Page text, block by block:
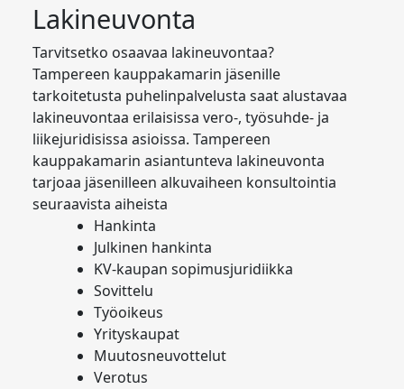
Lakineuvonta
Tarvitsetko osaavaa lakineuvontaa?
Tampereen kauppakamarin jäsenille
tarkoitetusta puhelinpalvelusta saat alustavaa
lakineuvontaa erilaisissa vero-, työsuhde- ja
liikejuridisissa asioissa. Tampereen
kauppakamarin asiantunteva lakineuvonta
tarjoaa jäsenilleen alkuvaiheen konsultointia
seuraavista aiheista
Hankinta
Julkinen hankinta
KV-kaupan sopimusjuridiikka
Sovittelu
Työoikeus
Yrityskaupat
Muutosneuvottelut
Verotus